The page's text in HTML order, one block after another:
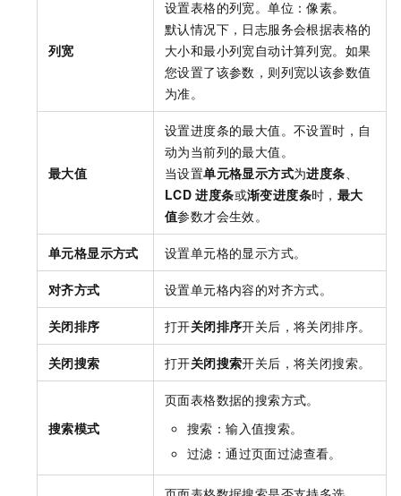
列宽
设置表格的列宽。单位：像素。
默认情况下，日志服务会根据表格的
大小和最小列宽自动计算列宽。如果
您设置了该参数，则列宽以该参数值
为准。
最大值
设置进度条的最大值。不设置时，自
动为当前列的最大值。
当设置单元格显示方式为进度条、
LCD 进度条或渐变进度条时， 最大
值参数才会生效。
单元格显示方式 设置单元格的显示方式。
对齐方式 设置单元格内容的对齐方式。
关闭排序 打开关闭排序开关后，将关闭排序。
关闭搜索 打开关闭搜索开关后，将关闭搜索。
搜索模式
页面表格数据的搜索方式。
搜索：输入值搜索。
过滤：通过页面过滤查看。